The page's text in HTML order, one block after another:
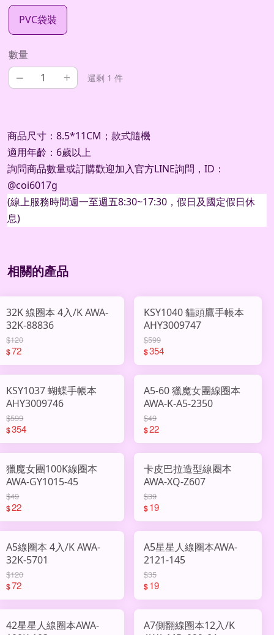
PVC袋裝
數量
– + 還剩 1 件
商品尺寸：8.5*11CM；款式隨機
適用年齡：6歲以上
詢問商品數量或訂購歡迎加入官方LINE詢問， ID ：
@coi6017g
(線上服務時間週一至週五8:30~17:30 ，假日及國定假日休
息)
相關的產品
32K 線圈本 4入/K AWA-
32K-88836
$120
$72
KSY1040 貓頭鷹手帳本
AHY3009747
$599
$354
KSY1037 蝴蝶手帳本
AHY3009746
$599
$354
A5-60 獵魔女團線圈本
AWA-K-A5-2350
$49
$22
獵魔女團100K線圈本
AWA-GY1015-45
$49
$22
卡皮巴拉造型線圈本
AWA-XQ-Z607
$39
$19
A5線圈本 4入/K AWA-
32K-5701
$120
$72
A5星星人線圈本AWA-
2121-145
$35
$19
42星星人線圈本AWA-
A7側翻線圈本12入/K